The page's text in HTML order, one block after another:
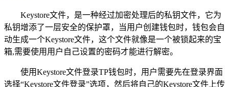
Keystore文件，是一种经过加密处理后的私钥文件，它为
私钥增添了一层安全的保护罩，当用户创建钱包时，钱包会自
动生成一个Keystore文件，这个文件就像是一个被锁起来的宝
箱,需要使用用户自己设置的密码才能进行解密。
使用Keystore文件登录TP钱包时，用户需要先在登录界面
选择“Keystore文件登录”选项，然后将自己的Keystore文件上传